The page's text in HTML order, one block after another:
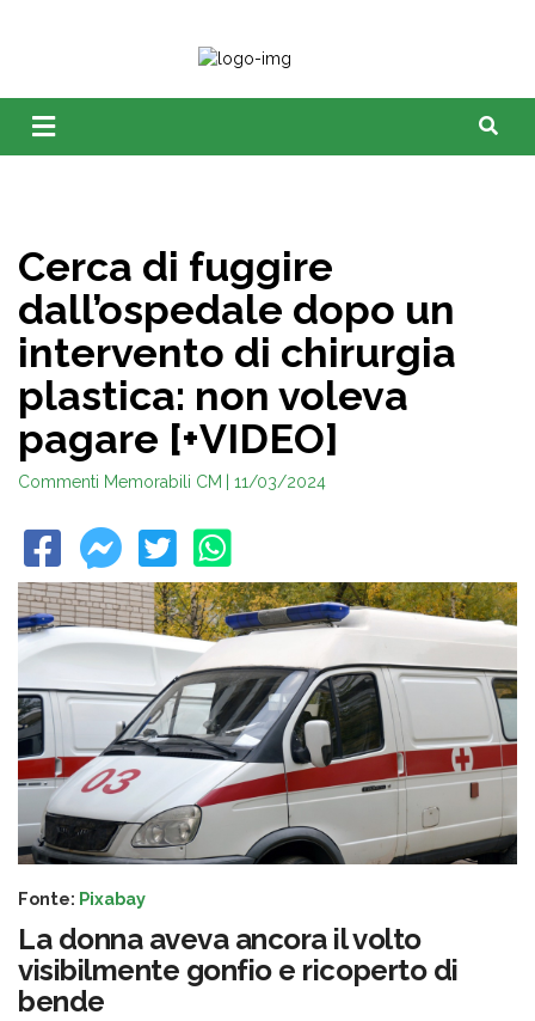
Cerca di fuggire
dall’ospedale dopo un
intervento di chirurgia
plastica: non voleva
pagare [+VIDEO]
Commenti Memorabili CM | 11/03/2024
Fonte: Pixabay
La donna aveva ancora il volto
visibilmente gonfio e ricoperto di
bende